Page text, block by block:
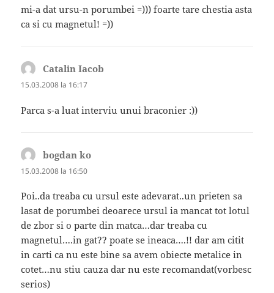
mi-a dat ursu-n porumbei =))) foarte tare chestia asta
ca si cu magnetul! =))
Catalin Iacob
15.03.2008 la 16:17
Parca s-a luat interviu unui braconier :))
bogdan ko
15.03.2008 la 16:50
Poi..da treaba cu ursul este adevarat..un prieten sa
lasat de porumbei deoarece ursul ia mancat tot lotul
de zbor si o parte din matca…dar treaba cu
magnetul….in gat?? poate se ineaca….!! dar am citit
in carti ca nu este bine sa avem obiecte metalice in
cotet…nu stiu cauza dar nu este recomandat(vorbesc
serios)